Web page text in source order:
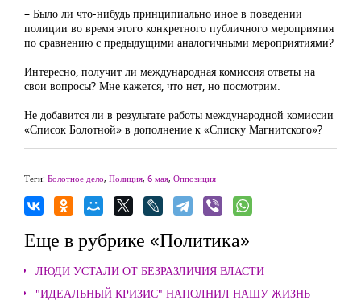
– Было ли что-нибудь принципиально иное в поведении
полиции во время этого конкретного публичного мероприятия
по сравнению с предыдущими аналогичными мероприятиями?
Интересно, получит ли международная комиссия ответы на
свои вопросы? Мне кажется, что нет, но посмотрим.
Не добавится ли в результате работы международной комиссии
«Список Болотной» в дополнение к «Списку Магнитского»?
Теги: Болотное дело, Полиция, 6 мая, Оппозиция
Еще в рубрике «Политика»
ЛЮДИ УСТАЛИ ОТ БЕЗРАЗЛИЧИЯ ВЛАСТИ
"ИДЕАЛЬНЫЙ КРИЗИС" НАПОЛНИЛ НАШУ ЖИЗНЬ